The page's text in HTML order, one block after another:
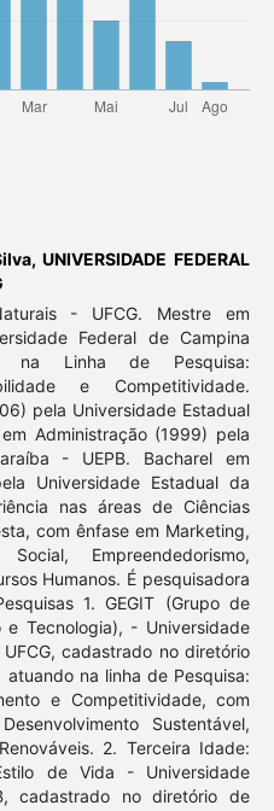
UNIVERSIDADE FEDERAL
- UFCG. Mestre em
Federal de Campina
na Linha de Pesquisa:
e Competitividade.
pela Universidade Estadual
Administração (1999) pela
- UEPB. Bacharel em
Universidade Estadual da
nas áreas de Ciências
com ênfase em Marketing,
Empreendedorismo,
Humanos. É pesquisadora
1. GEGIT (Grupo de
e Tecnologia), - Universidade
cadastrado no diretório
na linha de Pesquisa:
e Competitividade, com
Sustentável,
2. Terceira Idade:
de Vida - Universidade
cadastrado no diretório de